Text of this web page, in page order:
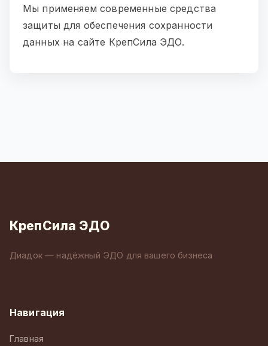
Мы применяем современные средства
защиты для обеспечения сохранности
данных на сайте КрепСила ЭДО.
КрепСила ЭДО
Диадок — надёжный ЭДО для вашего бизнеса
Навигация
Главная